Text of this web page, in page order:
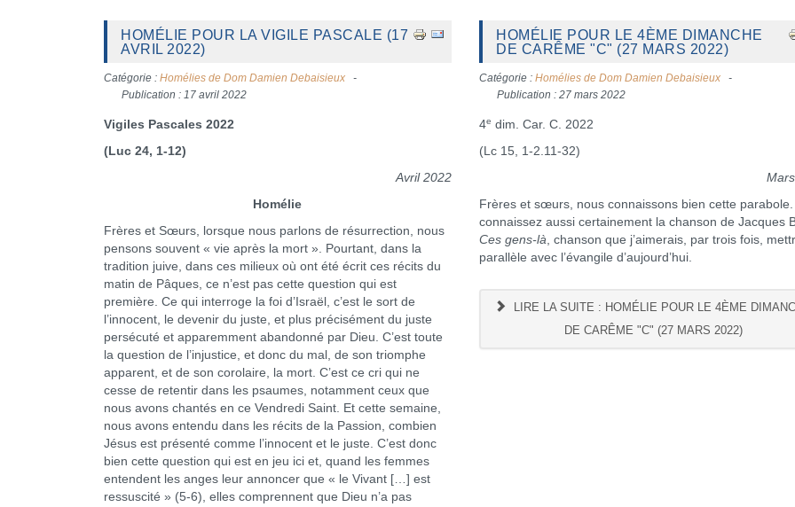
HOMÉLIE POUR LA VIGILE PASCALE (17
AVRIL 2022)
Catégorie : Homélies de Dom Damien Debaisieux
Publication : 17 avril 2022
Vigiles Pascales 2022
(Luc 24, 1-12)
Avril 2022
Homélie
Frères et Sœurs, lorsque nous parlons de résurrection, nous
pensons souvent « vie après la mort ». Pourtant, dans la
tradition juive, dans ces milieux où ont été écrit ces récits du
matin de Pâques, ce n’est pas cette question qui est
première. Ce qui interroge la foi d’Israël, c’est le sort de
l’innocent, le devenir du juste, et plus précisément du juste
persécuté et apparemment abandonné par Dieu. C’est toute
la question de l’injustice, et donc du mal, de son triomphe
apparent, et de son corolaire, la mort. C’est ce cri qui ne
cesse de retentir dans les psaumes, notamment ceux que
nous avons chantés en ce Vendredi Saint. Et cette semaine,
nous avons entendu dans les récits de la Passion, combien
Jésus est présenté comme l’innocent et le juste. C’est donc
bien cette question qui est en jeu ici et, quand les femmes
entendent les anges leur annoncer que « le Vivant […] est
ressuscité » (5-6), elles comprennent que Dieu n’a pas
HOMÉLIE POUR LE 4ÈME DIMANCHE
DE CARÊME "C" (27 MARS 2022)
Catégorie :Homélies de Dom Damien Debaisieux
Publication : 27 mars 2022
4e dim. Car. C. 2022
(Lc 15, 1-2.11-32)
Frères et sœurs, nous connaissons bien cette parabole.
connaissez aussi certainement la chanson de Jacques
Ces gens-là, chanson que j’aimerais, par trois fois,
parallèle avec l’évangile d’aujourd’hui.
LIRE LA SUITE : HOMÉLIE POUR LE 4ÈME
DE CARÊME "C" (27 MARS 2022)